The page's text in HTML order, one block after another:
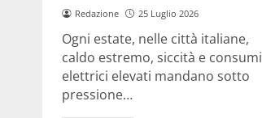
Redazione 25 Luglio 2026
Ogni estate, nelle città italiane,
caldo estremo, siccità e consumi
elettrici elevati mandano sotto
pressione…